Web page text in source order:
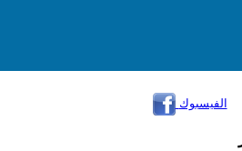
الفيسبوك